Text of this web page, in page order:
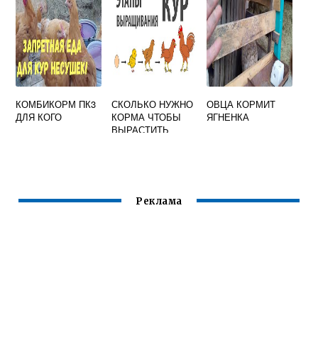
КОМБИКОРМ ПК3
ДЛЯ КОГО
СКОЛЬКО НУЖНО
КОРМА ЧТОБЫ
ВЫРАСТИТЬ
ОВЦА КОРМИТ
ЯГНЕНКА
Реклама